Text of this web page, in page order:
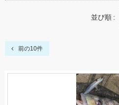
並び順
前の10件